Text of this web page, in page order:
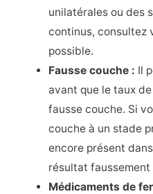
unilatérales ou des
continus, consultez
possible.
Fausse couche : Il
avant que le taux
fausse couche. Si
couche à un stade
encore présent
résultat faussement
Médicaments de